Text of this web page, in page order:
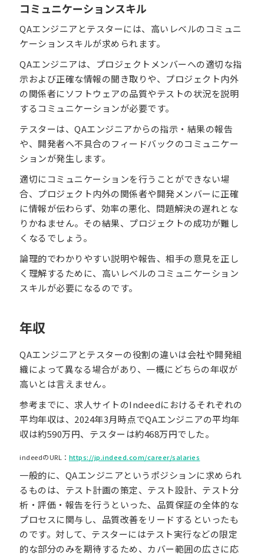
コミュニケーションスキル
QAエンジニアとテスターには、高いレベルのコミュニ
ケーションスキルが求められます。
QAエンジニアは、プロジェクトメンバーへの適切な指
示および正確な情報の聞き取りや、プロジェクト内外
の関係者にソフトウェアの品質やテストの状況を説明
するコミュニケーションが必要です。
テスターは、QAエンジニアからの指示・結果の報告
や、開発者へ不具合のフィードバックのコミュニケー
ションが発生します。
適切にコミュニケーションを行うことができない場
合、プロジェクト内外の関係者や開発メンバーに正確
に情報が伝わらず、効率の悪化、問題解決の遅れとな
りかねません。その結果、プロジェクトの成功が難し
くなるでしょう。
論理的でわかりやすい説明や報告、相手の意見を正し
く理解するために、高いレベルのコミュニケーション
スキルが必要になるのです。
年収
QAエンジニアとテスターの役割の違いは会社や開発組
織によって異なる場合があり、一概にどちらの年収が
高いとは言えません。
参考までに、求人サイトのIndeedにおけるそれぞれの
平均年収は、2024年3月時点でQAエンジニアの平均年
収は約590万円、テスターは約468万円でした。
indeedのURL： https://jp.indeed.com/career/salaries
一般的に、QAエンジニアというポジションに求められ
るものは、テスト計画の策定、テスト設計、テスト分
析・評価・報告を行うといった、品質保証の全体的な
プロセスに関与し、品質改善をリードするといったも
のです。対して、テスターにはテスト実行などの限定
的な部分のみを期待するため、カバー範囲の広さに応